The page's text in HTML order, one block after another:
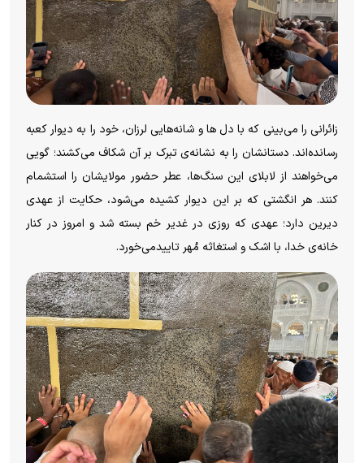
d
e
o
زائرانی را می‌بینی که با دل ها و شانه‌هایی لرزان، خود را به دیوار کعبه
رسانده‌اند. دستانشان را به نشانه‌ی تبرک بر آن شکاف می‌کشند؛ گویی
می‌خواهند از لابلای این سنگ‌ها، عطر حضور مولایشان را استشمام
کنند. هر انگشتی که بر این دیوار کشیده می‌شود، حکایت از عهدی
دیرین دارد؛ عهدی که روزی در غدیر خم بسته شد و امروز در کنار
خانه‌ی خدا، با اشک و استغاثه مُهر تاییدمی‌خورد.‌